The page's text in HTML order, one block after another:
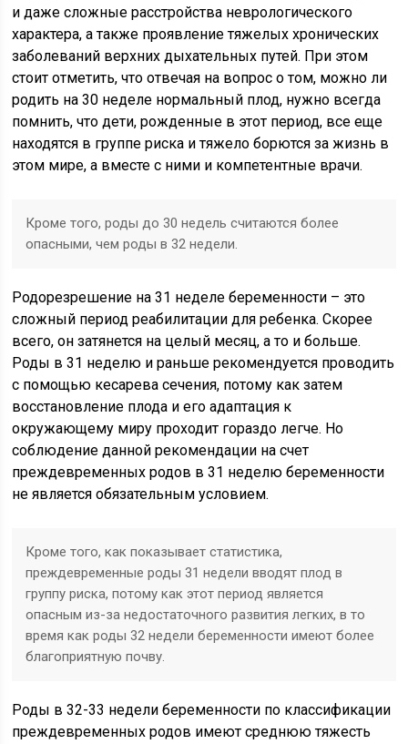
и даже сложные расстройства неврологического
характера, а также проявление тяжелых хронических
заболеваний верхних дыхательных путей. При этом
стоит отметить, что отвечая на вопрос о том, можно ли
родить на 30 неделе нормальный плод, нужно всегда
помнить, что дети, рожденные в этот период, все еще
находятся в группе риска и тяжело борются за жизнь в
этом мире, а вместе с ними и компетентные врачи.
Кроме того, роды до 30 недель считаются более
опасными, чем роды в 32 недели.
Родорезрешение на 31 неделе беременности – это
сложный период реабилитации для ребенка. Скорее
всего, он затянется на целый месяц, а то и больше.
Роды в 31 неделю и раньше рекомендуется проводить
с помощью кесарева сечения, потому как затем
восстановление плода и его адаптация к
окружающему миру проходит гораздо легче. Но
соблюдение данной рекомендации на счет
преждевременных родов в 31 неделю беременности
не является обязательным условием.
Кроме того, как показывает статистика,
преждевременные роды 31 недели вводят плод в
группу риска, потому как этот период является
опасным из-за недостаточного развития легких, в то
время как роды 32 недели беременности имеют более
благоприятную почву.
Роды в 32-33 недели беременности по классификации
преждевременных родов имеют среднюю тяжесть